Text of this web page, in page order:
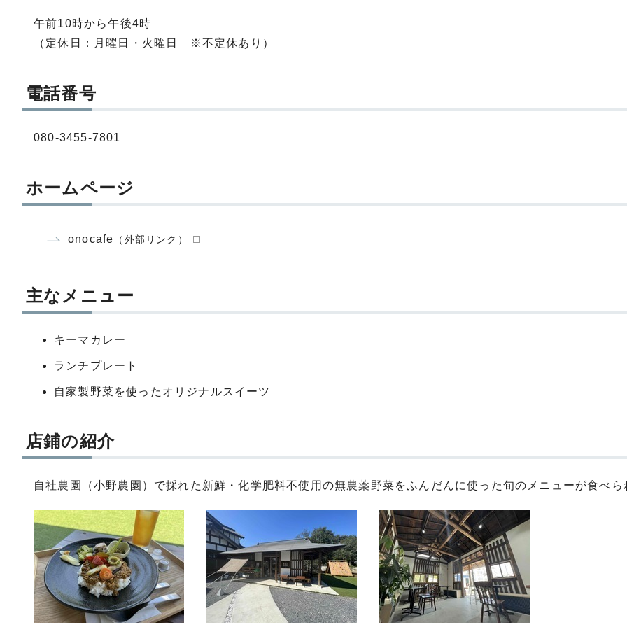
午前10時から午後4時
（定休日：月曜日・火曜日 ※不定休あり）
電話番号
080-3455-7801
ホームページ
onocafe （外部リンク）
主なメニュー
キーマカレー
ランチプレート
自家製野菜を使ったオリジナルスイーツ
店鋪の紹介
自社農園（小野農園）で採れた新鮮・化学肥料不使用の無農薬野菜をふんだんに使った旬のメニューが食べら